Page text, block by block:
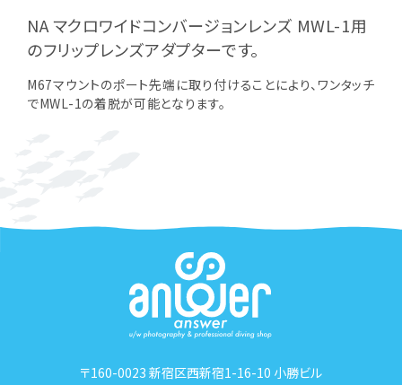
NA マクロワイドコンバージョンレンズ MWL-1用
のフリップレンズアダプターです。
M67マウントのポート先端に取り付けることにより、ワンタッチ
でMWL-1の着脱が可能となります。
〒160-0023 新宿区西新宿1-16-10 小勝ビル